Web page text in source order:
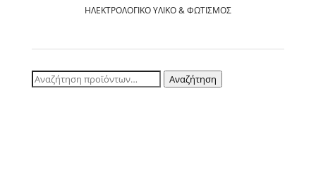
ΗΛΕΚΤΡΟΛΟΓΙΚΌ ΥΛΙΚΌ & ΦΩΤΙΣΜΌΣ
Αναζήτηση
Αναζήτηση